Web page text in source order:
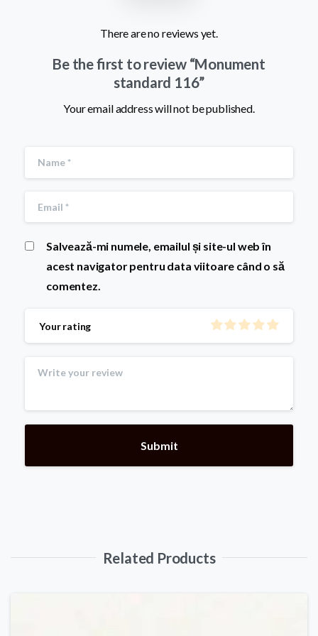
There are no reviews yet.
Be the first to review “Monument
standard 116”
Your email address will not be published.
Salvează-mi numele, emailul și site-ul web în
acest navigator pentru data viitoare când o să
comentez.
Your rating
Related Products